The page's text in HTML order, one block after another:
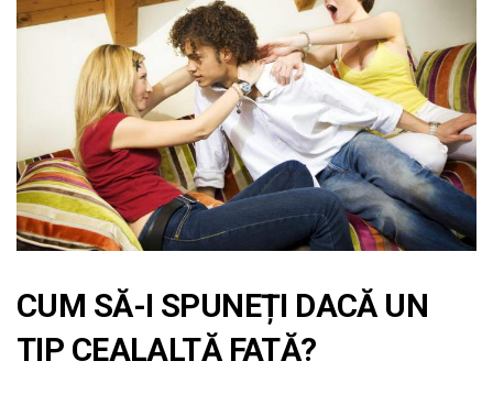
CUM SĂ-I SPUNEȚI DACĂ UN
TIP CEALALTĂ FATĂ?